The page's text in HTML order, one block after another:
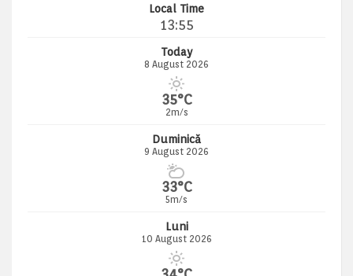
Local Time
13:55
Today
8 August 2026
35°C
2m/s
Duminică
9 August 2026
33°C
5m/s
Luni
10 August 2026